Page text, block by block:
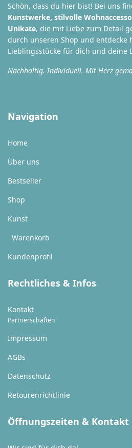
Schön, dass du hier bist! Bei uns
Kunstwerke, stilvolle
Unikate, die mit Liebe zum Detail
durch unseren Shop und entdecke
Lieblingsstücke für dich und deine
Nachhaltig. Individuell. Mit Herz
Navigation
Home
Über uns
Bestseller
Shop
Kunst
Warenkorb
Kundenprofil
Rechtliches & Infos
Kontakt
Partnerschaften
Impressum
AGBs
Datenschutz
Retourenrichtlinie
Öffnungszeiten & Kontakt